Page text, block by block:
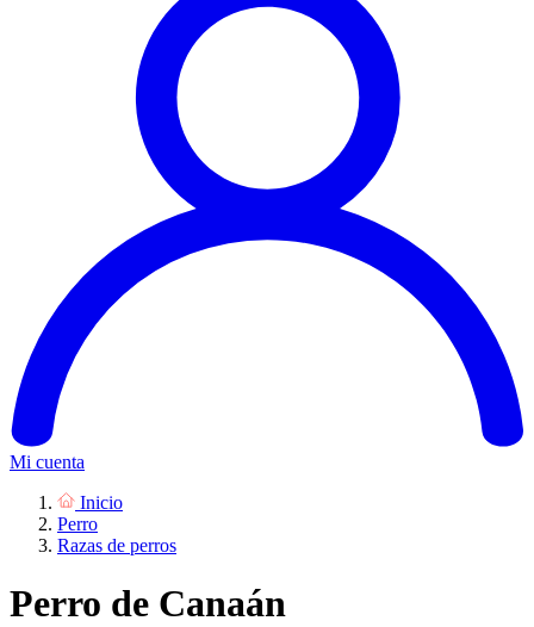
Mi cuenta
Inicio
Perro
Razas de perros
Perro de Canaán